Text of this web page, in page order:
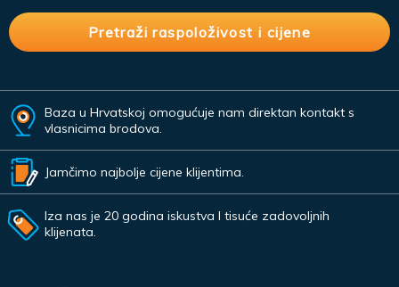
Baza u Hrvatskoj omogućuje nam direktan kontakt s
vlasnicima brodova.
Jamčimo najbolje cijene klijentima.
Iza nas je 20 godina iskustva I tisuće zadovoljnih
klijenata.